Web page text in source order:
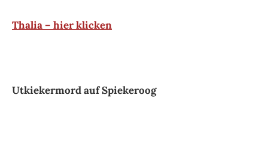
Thalia – hier klicken
Utkiekermord auf Spiekeroog